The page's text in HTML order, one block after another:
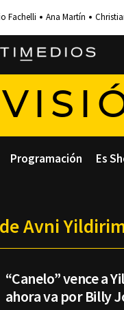
Fachelli Ana Martín
Programación Es
Avni
“Canelo” vence a
ahora va por Billy